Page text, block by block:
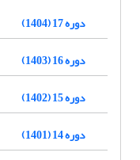
دوره 17 (1404)
دوره 16 (1403)
دوره 15 (1402)
دوره 14 (1401)